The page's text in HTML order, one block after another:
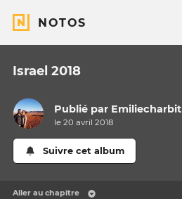
NOTOS
Israel 2018
Publié par Emiliecharbit
le 20 avril 2018
Suivre cet album
Aller au chapitre